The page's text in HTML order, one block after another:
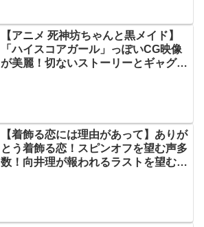
【アニメ 死神坊ちゃんと黒メイド】
「ハイスコアガール」っぽいCG映像
が美麗！切ないストーリーとギャグ要
【着飾る恋には理由があって】ありが
とう着飾る恋！スピンオフを望む声多
数！向井理が報われるラストを望む声